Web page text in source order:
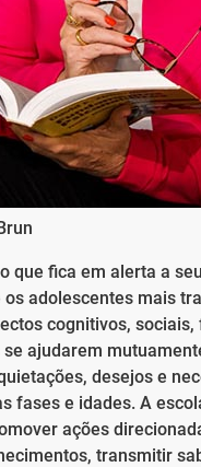
que fica em alerta a
adolescentes mais
cognitivos,
ajudarem
desejos e
fases e idades. A
ações
transmitir